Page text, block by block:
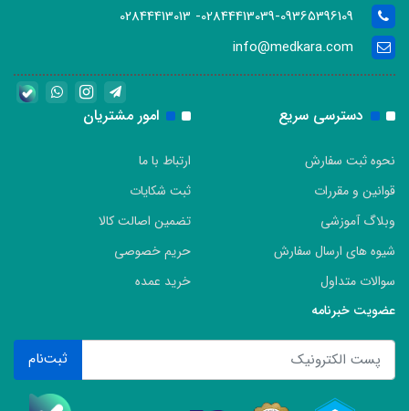
02844413039-09365396109- 02844413013
info@medkara.com
دسترسی سریع
نحوه ثبت سفارش
قوانین و مقررات
وبلاگ آموزشی
شیوه های ارسال سفارش
سوالات متداول
امور مشتریان
ارتباط با ما
ثبت شکایات
تضمین اصالت کالا
حریم خصوصی
خرید عمده
عضویت خبرنامه
ثبت‌نام